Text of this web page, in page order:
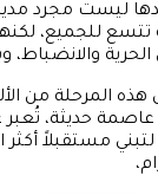
ليست مجرد
للجميع، لكنها
والانضباط،
هذه المرحلة من
حديثة،
مستقبلاً أكثر